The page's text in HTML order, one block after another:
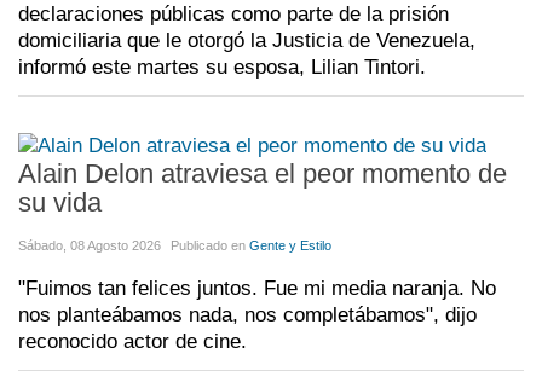
declaraciones públicas como parte de la prisión
domiciliaria que le otorgó la Justicia de Venezuela,
informó este martes su esposa, Lilian Tintori.
Alain Delon atraviesa el peor momento de
su vida
Sábado, 08 Agosto 2026 Publicado en Gente y Estilo
"Fuimos tan felices juntos. Fue mi media naranja. No
nos planteábamos nada, nos completábamos", dijo
reconocido actor de cine.